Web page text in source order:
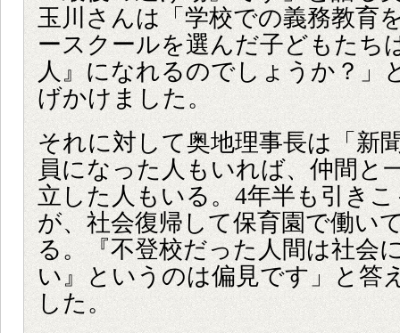
玉川さんは「学校での義務教育
ースクールを選んだ子どもたち
人』になれるのでしょうか？」
げかけました。
それに対して奥地理事長は「新
員になった人もいれば、仲間と
立した人もいる。4年半も引き
が、社会復帰して保育園で働い
る。『不登校だった人間は社会
い』というのは偏見です」と答
した。